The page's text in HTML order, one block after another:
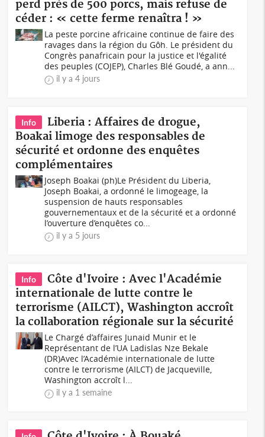
perd près de 500 porcs, mais refuse de
céder : « cette ferme renaîtra ! »
La peste porcine africaine continue de faire des
ravages dans la région du Gôh. Le président du
Congrès panafricain pour la justice et l'égalité
des peuples (COJEP), Charles Blé Goudé, a ann...
il y a 4 jours
Info
Liberia : Affaires de drogue,
Boakai limoge des responsables de
sécurité et ordonne des enquêtes
complémentaires
Joseph Boakai (ph)Le Président du Liberia,
Joseph Boakai, a ordonné le limogeage, la
suspension de hauts responsables
gouvernementaux et de la sécurité et a ordonné
l’ouverture d’enquêtes co...
il y a 5 jours
Info
Côte d'Ivoire : Avec l'Académie
internationale de lutte contre le
terrorisme (AILCT), Washington accroît
la collaboration régionale sur la sécurité
Le Chargé d’affaires Junaid Munir et le
Représentant de l’UA Ladislas Nze Bekale
(DR)Avec l’Académie internationale de lutte
contre le terrorisme (AILCT) de Jacqueville,
Washington accroît l...
il y a 1 semaine